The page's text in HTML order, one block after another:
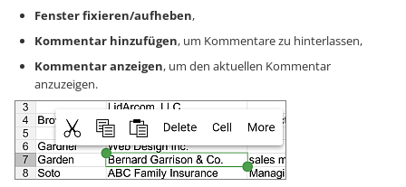
Fenster fixieren/aufheben,
Kommentar hinzufügen, um Kommentare zu hinterlassen,
Kommentar anzeigen, um den aktuellen Kommentar
anzuzeigen.